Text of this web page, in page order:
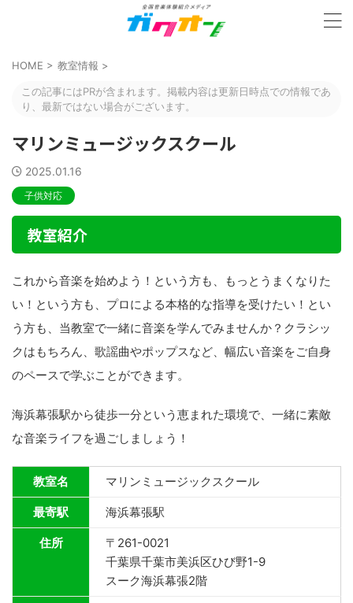
HOME > 教室情報 >
この記事にはPRが含まれます。掲載内容は更新日時点での情報であ
り、最新ではない場合がございます。
マリンミュージックスクール
2025.01.16
子供対応
教室紹介
これから音楽を始めよう！という方も、もっとうまくなりた
い！という方も、プロによる本格的な指導を受けたい！とい
う方も、当教室で一緒に音楽を学んでみませんか？クラシッ
クはもちろん、歌謡曲やポップスなど、幅広い音楽をご自身
のペースで学ぶことができます。
海浜幕張駅から徒歩一分という恵まれた環境で、一緒に素敵
な音楽ライフを過ごしましょう！
教室名 マリンミュージックスクール
最寄駅 海浜幕張駅
住所
〒261-0021
千葉県千葉市美浜区ひび野1-9
スーク海浜幕張2階